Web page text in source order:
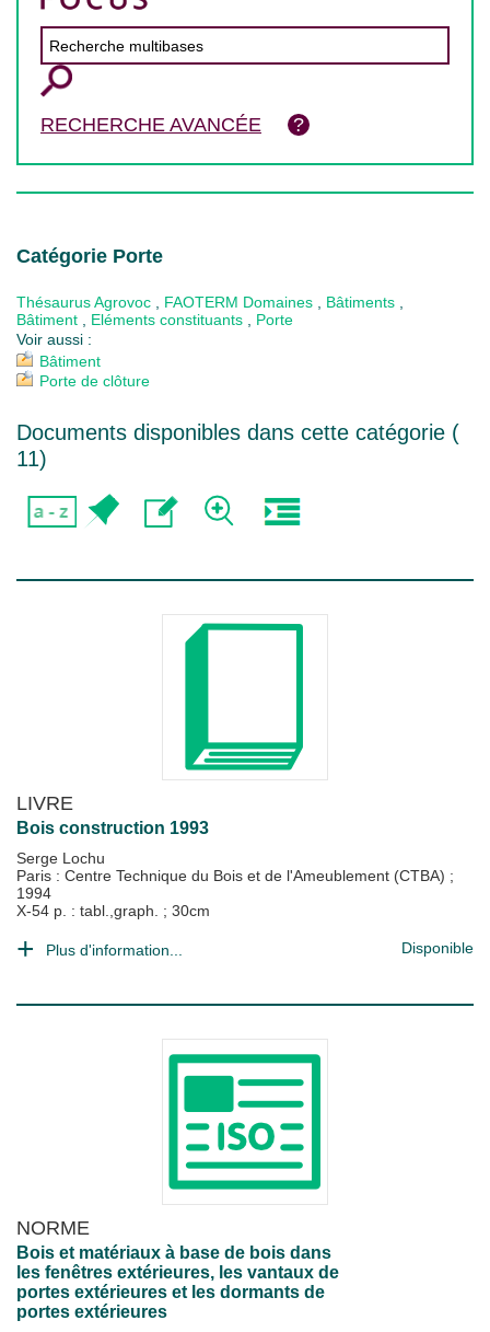
RECHERCHE AVANCÉE
Catégorie Porte
Thésaurus Agrovoc FAOTERM Domaines Bâtiments
Bâtiment
Eléments constituants
Porte
Voir aussi :
Bâtiment
Porte de clôture
Documents disponibles dans cette catégorie (
11)
LIVRE
Bois construction 1993
Serge Lochu
Paris : Centre Technique du Bois et de l'Ameublement (CTBA) ;
1994
X-54 p. : tabl.,graph. ; 30cm
Plus d'information... Disponible
NORME
Bois et matériaux à base de bois dans
les fenêtres extérieures, les vantaux de
portes extérieures et les dormants de
portes extérieures